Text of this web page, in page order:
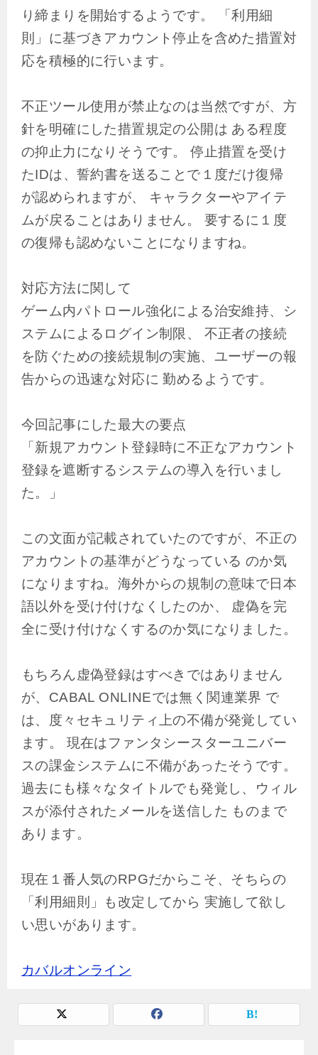
り締まりを開始するようです。 「利用細
則」に基づきアカウント停止を含めた措置対
応を積極的に行います。
不正ツール使用が禁止なのは当然ですが、方
針を明確にした措置規定の公開は ある程度
の抑止力になりそうです。 停止措置を受け
たIDは、誓約書を送ることで１度だけ復帰
が認められますが、 キャラクターやアイテ
ムが戻ることはありません。 要するに１度
の復帰も認めないことになりますね。
対応方法に関して
ゲーム内パトロール強化による治安維持、シ
ステムによるログイン制限、 不正者の接続
を防ぐための接続規制の実施、ユーザーの報
告からの迅速な対応に 勤めるようです。
今回記事にした最大の要点
「新規アカウント登録時に不正なアカウント
登録を遮断するシステムの導入を行いまし
た。」
この文面が記載されていたのですが、不正の
アカウントの基準がどうなっている のか気
になりますね。海外からの規制の意味で日本
語以外を受け付けなくしたのか、 虚偽を完
全に受け付けなくするのか気になりました。
もちろん虚偽登録はすべきではありません
が、CABAL ONLINEでは無く関連業界 で
は、度々セキュリティ上の不備が発覚してい
ます。 現在はファンタシースターユニバー
スの課金システムに不備があったそうです。
過去にも様々なタイトルでも発覚し、ウィル
スが添付されたメールを送信した ものまで
あります。
現在１番人気のRPGだからこそ、そちらの
「利用細則」も改定してから 実施して欲し
い思いがあります。
カバルオンライン